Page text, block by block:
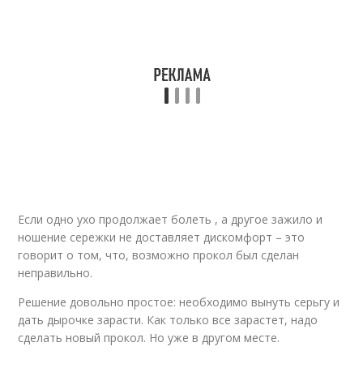
Если одно ухо продолжает болеть , а другое зажило и
ношение сережки не доставляет дискомфорт – это
говорит о том, что, возможно прокол был сделан
неправильно.
Решение довольно простое: необходимо вынуть серьгу и
дать дырочке зарасти. Как только все зарастет, надо
сделать новый прокол. Но уже в другом месте.